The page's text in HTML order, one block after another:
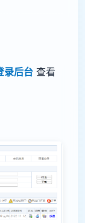
录后台 查看